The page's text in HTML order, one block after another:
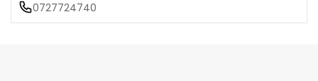
0727724740